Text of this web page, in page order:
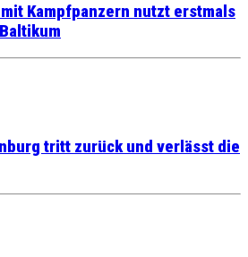
Kampfpanzern nutzt erstmals
tritt zurück und verlässt die